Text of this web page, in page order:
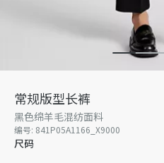
常规版型长裤
黑色绵羊毛混纺面料
编号: 841P05A1166_X9000
尺码